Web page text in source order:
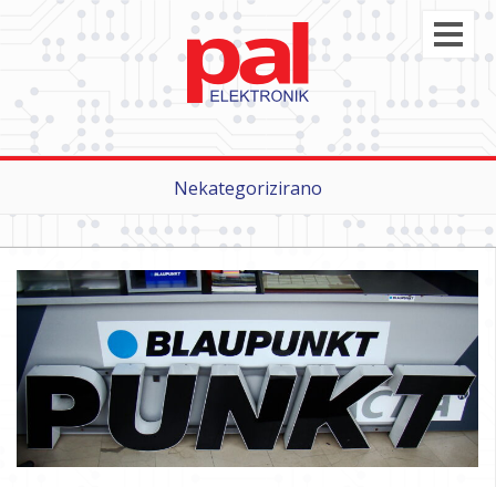
Nekategorizirano